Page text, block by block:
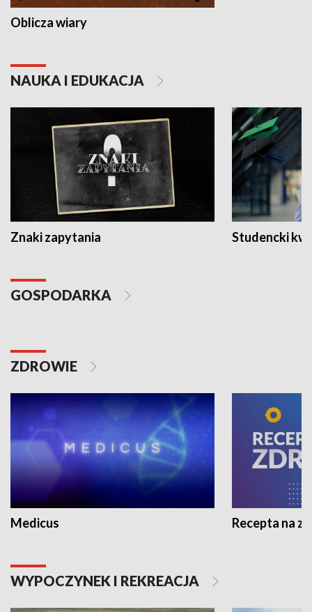
Oblicza wiary
NAUKA I EDUKACJA
Znaki zapytania Studencki
GOSPODARKA
ZDROWIE
Medicus Recepta na
WYPOCZYNEK I REKREACJA